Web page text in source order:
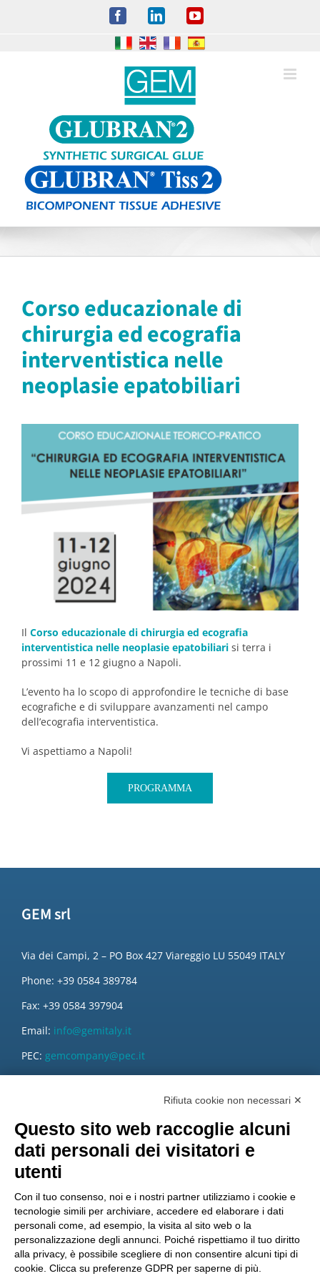
FacebookLinkedInYouTube
Corso educazionale di
chirurgia ed ecografia
interventistica nelle
neoplasie epatobiliari
Il Corso educazionale di chirurgia ed ecografia
interventistica nelle neoplasie epatobiliarisi terra i
prossimi 11 e 12 giugno a Napoli.
L’evento ha lo scopo di approfondire le tecniche di base
ecografiche e di sviluppare avanzamenti nel campo
dell’ecografia interventistica.
Vi aspettiamo a Napoli!
PROGRAMMA
GEM srl
Via dei Campi, 2 – PO Box 427 Viareggio LU 55049 ITALY
Phone: +39 0584 389784
Fax: +39 0584 397904
Email: info@gemitaly.it
PEC: gemcompany@pec.it
Rifiuta cookie non necessari ✕
Questo sito web raccoglie alcuni
dati personali dei visitatori e
utenti
Con il tuo consenso, noi e i nostri partner utilizziamo i cookie e
tecnologie simili per archiviare, accedere ed elaborare i dati
personali come, ad esempio, la visita al sito web o la
personalizzazione degli annunci. Poiché rispettiamo il tuo diritto
alla privacy, è possibile scegliere di non consentire alcuni tipi di
cookie. Clicca su preferenze GDPR per saperne di più.